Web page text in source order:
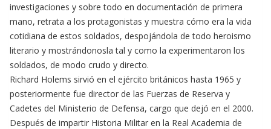
investigaciones y sobre todo en documentación de primera
mano, retrata a los protagonistas y muestra cómo era la vida
cotidiana de estos soldados, despojándola de todo heroismo
literario y mostrándonosla tal y como la experimentaron los
soldados, de modo crudo y directo.
Richard Holems sirvió en el ejército británicos hasta 1965 y
posteriormente fue director de las Fuerzas de Reserva y
Cadetes del Ministerio de Defensa, cargo que dejó en el 2000.
Después de impartir Historia Militar en la Real Academia de